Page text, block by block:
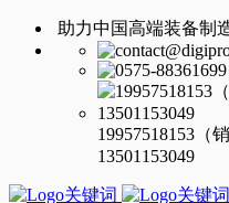
助力中国高端装备制
19957518153（
13501153049